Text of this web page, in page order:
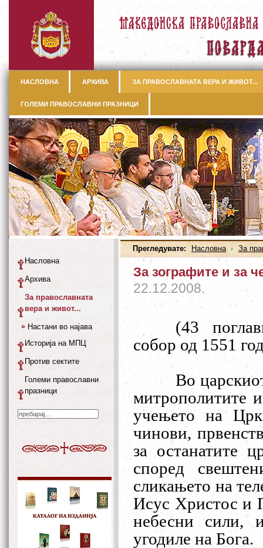
НАСЛОВНА АРХИВА ЗА ПРАВОСЛАВНАТА ВЕРА И ЖИВОТ...
ГОЛЕМИ ПРАВОСЛАВНИ ПРАЗНИЦИ
Прегледувате: Насловна За
За зографите и за
22.12.2008.
(43
собор од 1551
Во
митрополитите
учењето на
чинови,
за останатите
според
сликањето на
Исус Христос и
небесни сили,
угодиле на Бога.
Насловна
Архива
За православната
вера и живот...
Настани во најава
Историја на МПЦ
Против сектите
Големи православни
празници